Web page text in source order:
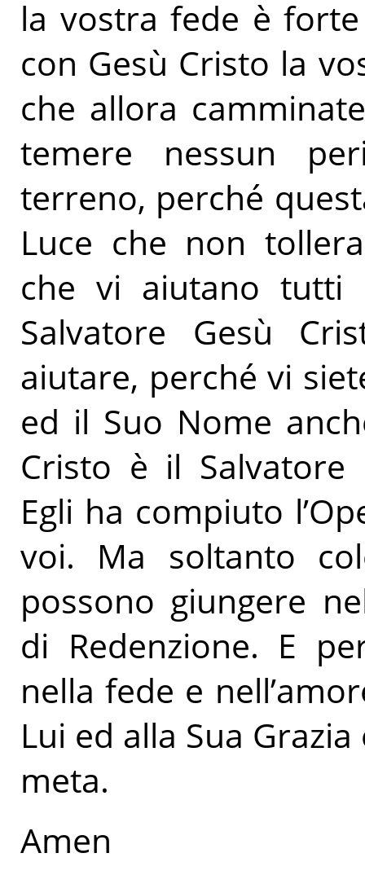
la vostra fede è
con Gesù Cristo la
che allora
temere nessun
terreno, perché
Luce che non
che vi aiutano tutti
Salvatore Gesù
aiutare, perché vi
ed il Suo Nome
Cristo è il Salvatore
Egli ha compiuto
voi. Ma soltanto
possono giungere
di Redenzione. E
nella fede e
Lui ed alla Sua
meta.
Amen